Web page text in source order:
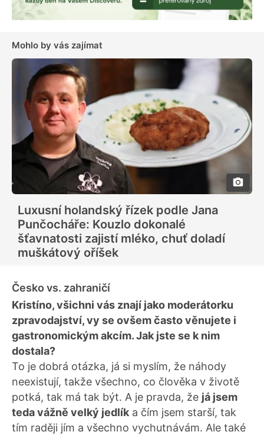
Mohlo by vás zajímat
Luxusní holandský řízek podle Jana
Punčocháře: Kouzlo dokonalé
šťavnatosti zajistí mléko, chuť doladí
muškátový oříšek
Česko vs. zahraničí
Kristíno, všichni vás znají jako moderátorku
zpravodajství, vy se ovšem často věnujete i
gastronomickým akcím. Jak jste se k nim
dostala?
To je dobrá otázka, já si myslím, že náhody
neexistují, takže všechno, co člověka v životě
potká, tak má tak být. A je pravda, že já jsem
teda vážně velký jedlík a čím jsem starší, tak
tím raději jím a všechno vychutnávám. Ale také